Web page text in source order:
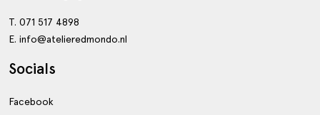
T. 071 517 4898
E. info@atelieredmondo.nl
Socials
Facebook